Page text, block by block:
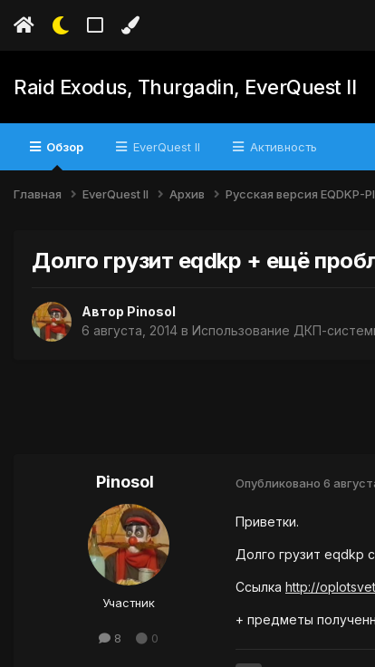
Raid Exodus, Thurgadin, EverQuest II
Обзор EverQuest II Активность
Главная EverQuest II Архив Русская версия EQDKP-
Долго грузит eqdkp + ещё
Автор Pinosol
6 августа, 2014 в Использование ДКП-
Pinosol
Участник
8 0
Опубликовано 6
Приветки.
Долго грузит eqdkp
Ссылка http://
+ предметы